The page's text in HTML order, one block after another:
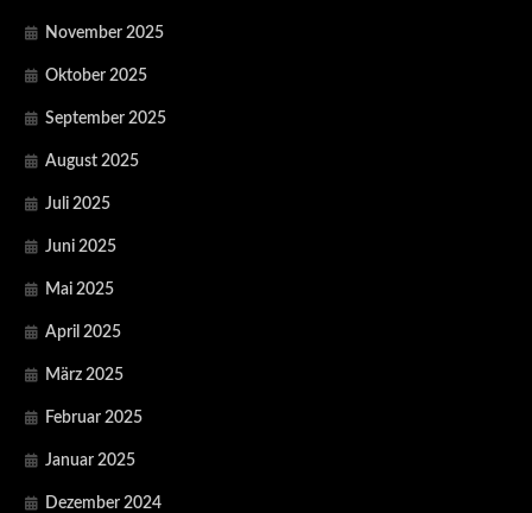
November 2025
Oktober 2025
September 2025
August 2025
Juli 2025
Juni 2025
Mai 2025
April 2025
März 2025
Februar 2025
Januar 2025
Dezember 2024